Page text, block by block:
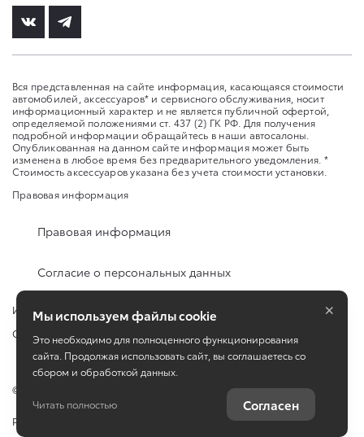
Вся представленная на сайте информация, касающаяся стоимости
автомобилей, аксессуаров* и сервисного обслуживания, носит
информационный характер и не является публичной офертой,
определяемой положениями ст. 437 (2) ГК РФ. Для получения
подробной информации обращайтесь в наши автосалоны.
Опубликованная на данном сайте информация может быть
изменена в любое время без предварительного уведомления. *
Стоимость аксессуаров указана без учета стоимости установки.
Правовая информация
Правовая информация
Согласие о персональных данных
Изменить настройку cookies
Сбросить cookie
©
Работает на технологиях
Мы используем файлы cookie
Это необходимо для полноценного функционирования
сайта. Продолжая использовать сайт, вы соглашаетесь со
сбором и обработкой данных.
Читать полностью Согласен
×